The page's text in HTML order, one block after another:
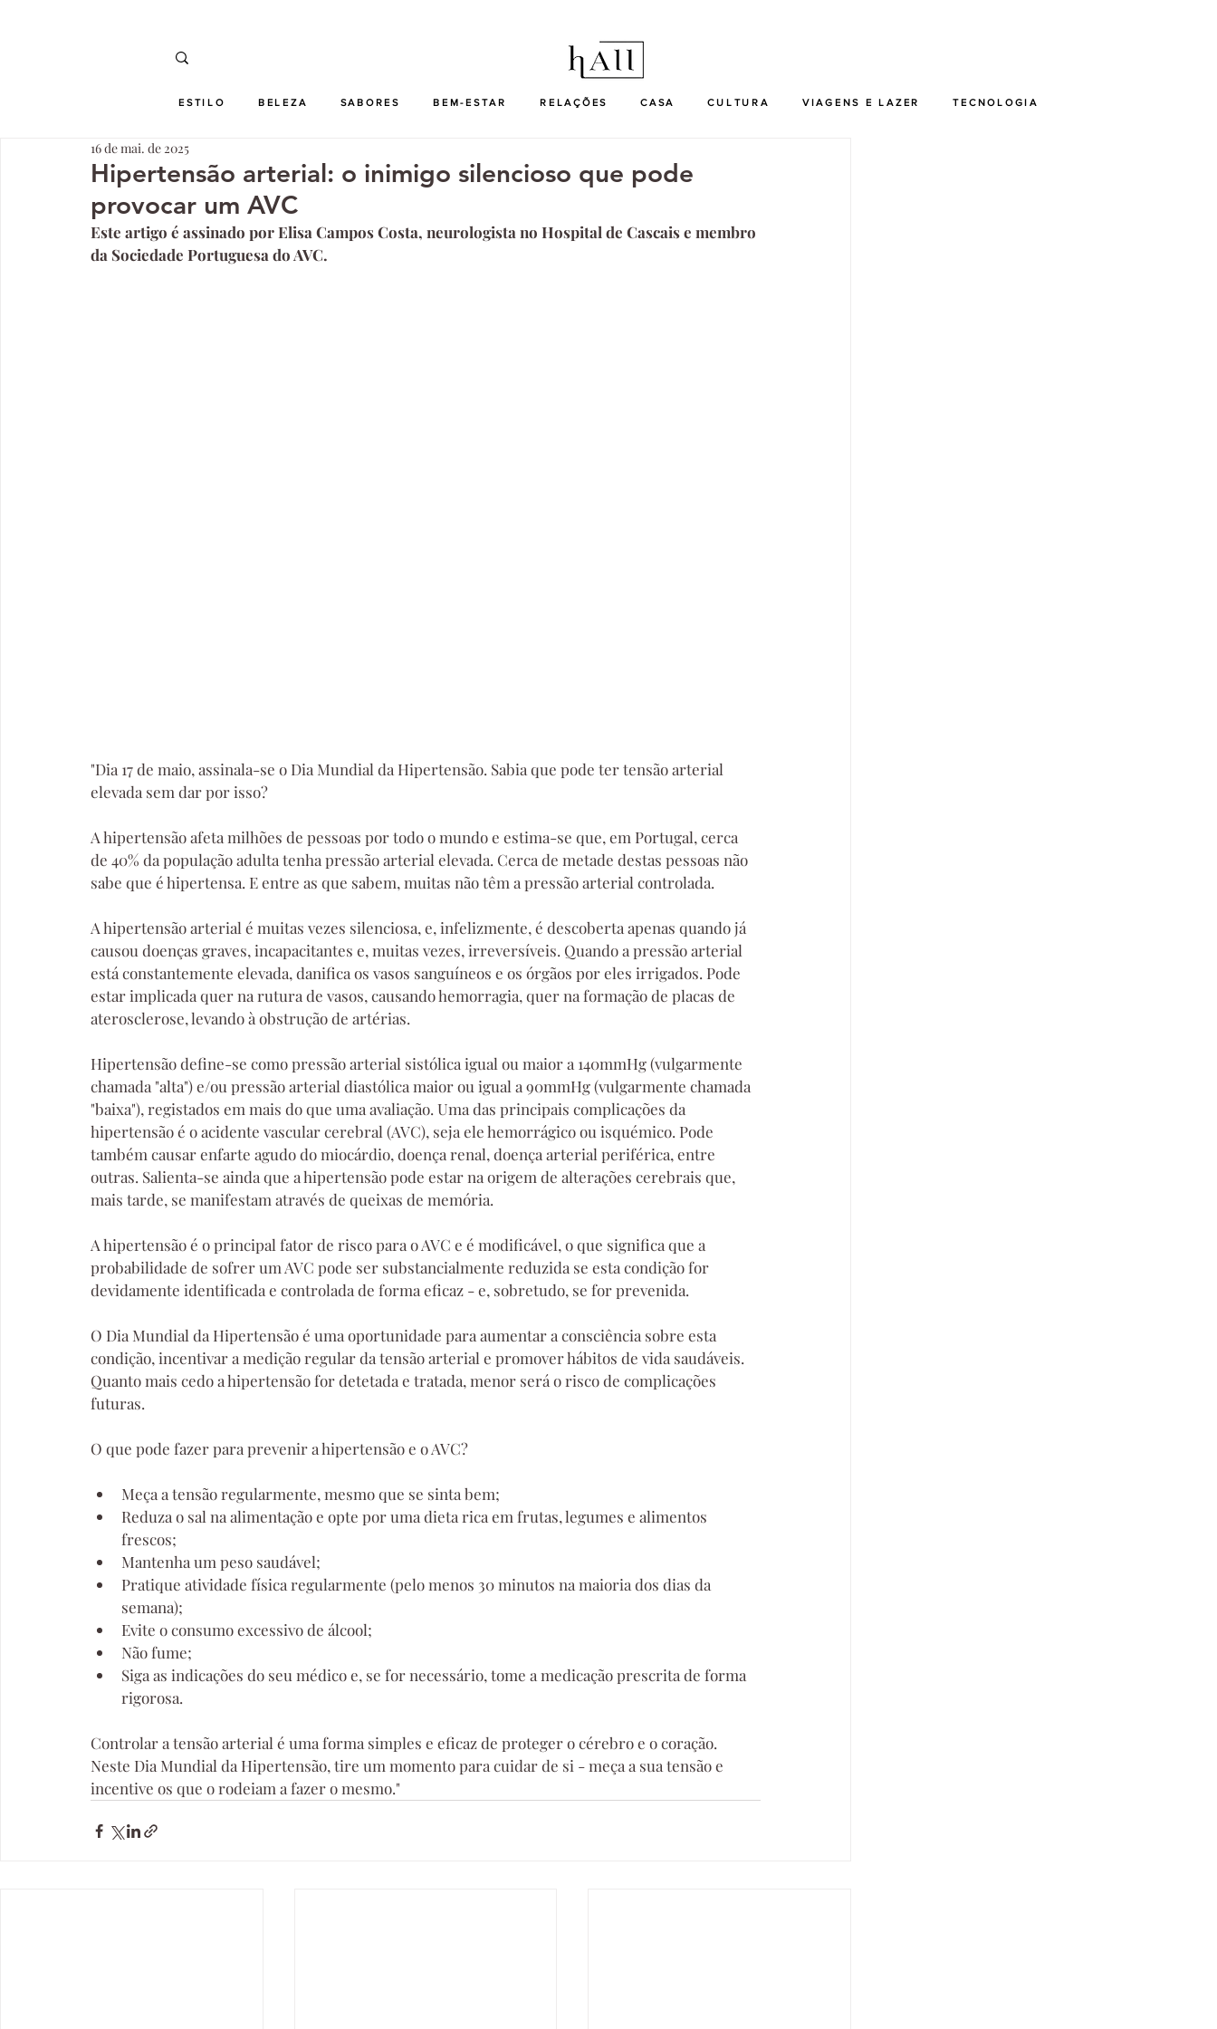
ESTILO BELEZA SABORES BEM-ESTAR RELAÇÕES CASA CULTURA VIAGENS E LAZER TECNOLOGIA
Hipertensão arterial: o inimigo silencioso que pode
provocar um AVC
16 de mai. de 2025
Este artigo é assinado por Elisa Campos Costa, neurologista no Hospital de Cascais e membro
da Sociedade Portuguesa do AVC.
"Dia 17 de maio, assinala-se o Dia Mundial da Hipertensão. Sabia que pode ter tensão arterial
elevada sem dar por isso?
A hipertensão afeta milhões de pessoas por todo o mundo e estima-se que, em Portugal, cerca
de 40% da população adulta tenha pressão arterial elevada. Cerca de metade destas pessoas não
sabe que é hipertensa. E entre as que sabem, muitas não têm a pressão arterial controlada.
A hipertensão arterial é muitas vezes silenciosa, e, infelizmente, é descoberta apenas quando já
causou doenças graves, incapacitantes e, muitas vezes, irreversíveis. Quando a pressão arterial
está constantemente elevada, danifica os vasos sanguíneos e os órgãos por eles irrigados. Pode
estar implicada quer na rutura de vasos, causando hemorragia, quer na formação de placas de
aterosclerose, levando à obstrução de artérias.
Hipertensão define-se como pressão arterial sistólica igual ou maior a 140mmHg (vulgarmente
chamada "alta") e/ou pressão arterial diastólica maior ou igual a 90mmHg (vulgarmente chamada
"baixa"), registados em mais do que uma avaliação. Uma das principais complicações da
hipertensão é o acidente vascular cerebral (AVC), seja ele hemorrágico ou isquémico. Pode
também causar enfarte agudo do miocárdio, doença renal, doença arterial periférica, entre
outras. Salienta-se ainda que a hipertensão pode estar na origem de alterações cerebrais que,
mais tarde, se manifestam através de queixas de memória.
A hipertensão é o principal fator de risco para o AVC e é modificável, o que significa que a
probabilidade de sofrer um AVC pode ser substancialmente reduzida se esta condição for
devidamente identificada e controlada de forma eficaz - e, sobretudo, se for prevenida.
O Dia Mundial da Hipertensão é uma oportunidade para aumentar a consciência sobre esta
condição, incentivar a medição regular da tensão arterial e promover hábitos de vida saudáveis.
Quanto mais cedo a hipertensão for detetada e tratada, menor será o risco de complicações
futuras.
O que pode fazer para prevenir a hipertensão e o AVC?
Meça a tensão regularmente, mesmo que se sinta bem;
Reduza o sal na alimentação e opte por uma dieta rica em frutas, legumes e alimentos
frescos;
Mantenha um peso saudável;
Pratique atividade física regularmente (pelo menos 30 minutos na maioria dos dias da
semana);
Evite o consumo excessivo de álcool;
Não fume;
Siga as indicações do seu médico e, se for necessário, tome a medicação prescrita de forma
rigorosa.
Controlar a tensão arterial é uma forma simples e eficaz de proteger o cérebro e o coração.
Neste Dia Mundial da Hipertensão, tire um momento para cuidar de si - meça a sua tensão e
incentive os que o rodeiam a fazer o mesmo."